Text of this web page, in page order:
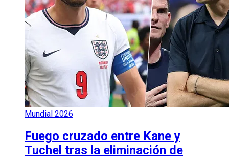
Mundial 2026
Fuego cruzado entre Kane y
Tuchel tras la eliminación de